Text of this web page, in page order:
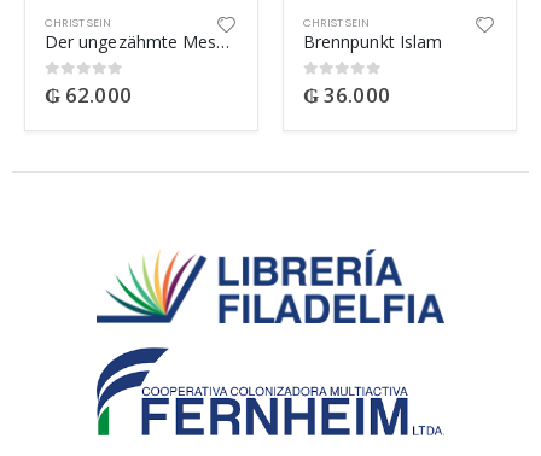
CHRIST SEIN
Der ungezähmte Messias
0out of 5
₲ 62.000
CHRIST SEIN
Brennpunkt Islam
0out of 5
₲36.000